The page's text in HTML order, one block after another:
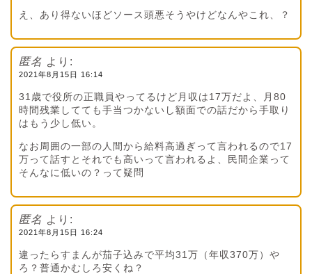
え、あり得ないほどソース頭悪そうやけどなんやこれ、？
匿名 より:
2021年8月15日 16:14
31歳で役所の正職員やってるけど月収は17万だよ、月80
時間残業してても手当つかないし額面での話だから手取り
はもう少し低い。
なお周囲の一部の人間から給料高過ぎって言われるので17
万って話すとそれでも高いって言われるよ、民間企業って
そんなに低いの？って疑問
匿名 より:
2021年8月15日 16:24
違ったらすまんが茄子込みで平均31万（年収370万）や
ろ？普通かむしろ安くね？